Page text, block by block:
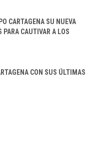
CARTAGENA SU NUEVA
PARA CAUTIVAR A LOS
CON SUS ÚLTIMAS